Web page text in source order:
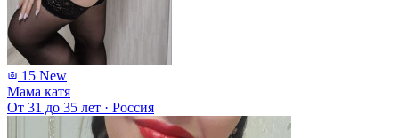
15 New
Мама катя
От 31 до 35 лет · Россия